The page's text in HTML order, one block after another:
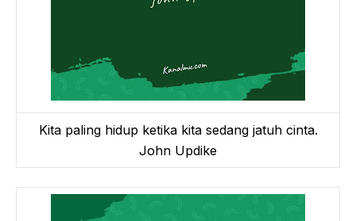
Kita paling hidup ketika kita sedang jatuh cinta.
John Updike